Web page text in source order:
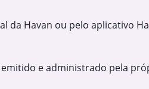
Havan ou pelo aplicativo
e administrado pela